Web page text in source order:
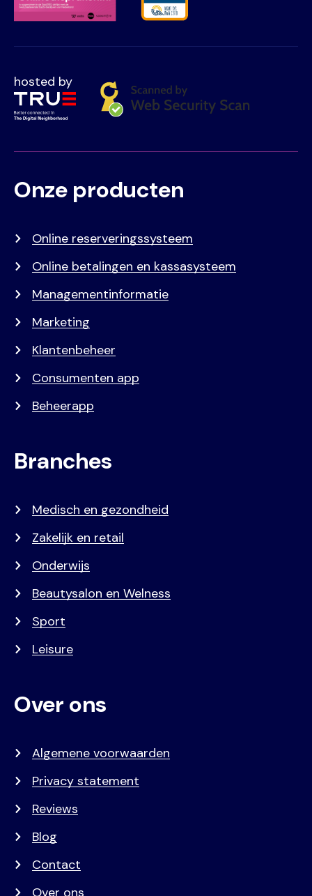
hosted by
Voet
Primair
Onze producten
Online reserveringssysteem
Online betalingen en kassasysteem
Managementinformatie
Marketing
Klantenbeheer
Consumenten app
Beheerapp
Branches
Medisch en gezondheid
Zakelijk en retail
Onderwijs
Beautysalon en Welness
Sport
Leisure
Over ons
Algemene voorwaarden
Privacy statement
Reviews
Blog
Contact
Over ons